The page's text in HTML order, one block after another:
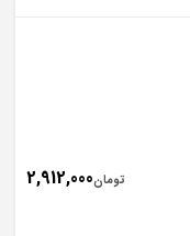
تومان2,912,000